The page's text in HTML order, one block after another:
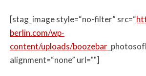
[stag_image style=“no-filter” src=“
berlin.com/wp-
content/uploads/boozebar
alignment=“none” url=""]